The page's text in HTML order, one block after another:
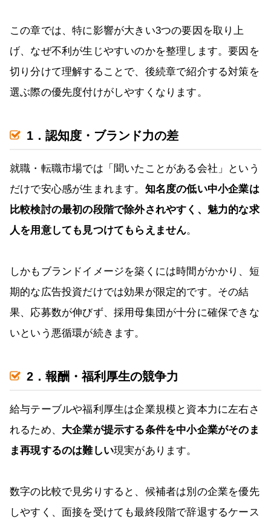
この章では、特に影響が大きい3つの要因を取り上
げ、なぜ不利が生じやすいのかを整理します。要因を
切り分けて理解することで、後続章で紹介する対策を
選ぶ際の優先度付けがしやすくなります。
1．認知度・ブランド力の差
就職・転職市場では「聞いたことがある会社」という
だけで安心感が生まれます。 知名度の低い中小企業は
比較検討の最初の段階で除外されやすく、魅力的な求
人を用意しても見つけてもらえません。
しかもブランドイメージを築くには時間がかかり、短
期的な広告投資だけでは効果が限定的です。その結
果、応募数が伸びず、採用母集団が十分に確保できな
いという悪循環が続きます。
2．報酬・福利厚生の競争力
給与テーブルや福利厚生は企業規模と資本力に左右さ
れるため、 大企業が提示する条件を中小企業がそのま
ま再現するのは難しい現実があります。
数字の比較で見劣りすると、候補者は別の企業を優先
しやすく、面接を受けても最終段階で辞退するケース